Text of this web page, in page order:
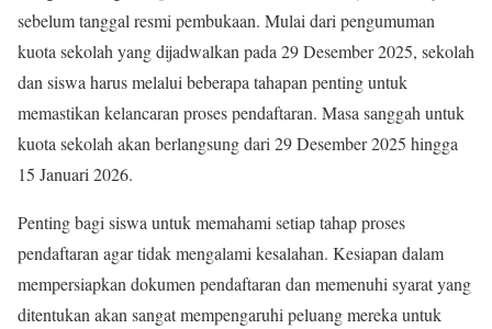
sebelum tanggal resmi pembukaan. Mulai dari pengumuman
kuota sekolah yang dijadwalkan pada 29 Desember 2025, sekolah
dan siswa harus melalui beberapa tahapan penting untuk
memastikan kelancaran proses pendaftaran. Masa sanggah untuk
kuota sekolah akan berlangsung dari 29 Desember 2025 hingga
15 Januari 2026.
Penting bagi siswa untuk memahami setiap tahap proses
pendaftaran agar tidak mengalami kesalahan. Kesiapan dalam
mempersiapkan dokumen pendaftaran dan memenuhi syarat yang
ditentukan akan sangat mempengaruhi peluang mereka untuk